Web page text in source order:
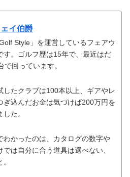
イ伯爵
Style」を運営しているフェアウ
す。ゴルフ歴は15年で、最近はだ
で回っています。
したクラブは100本以上、ギアやレ
ぎ込んだお金は気づけば200万円を
た。
わかったのは、カタログの数字や
では自分に合う道具は選べない、